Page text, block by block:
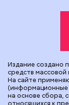
Издание создано
средств
На сайте
(информационные
на основе сбора,
относящихся к